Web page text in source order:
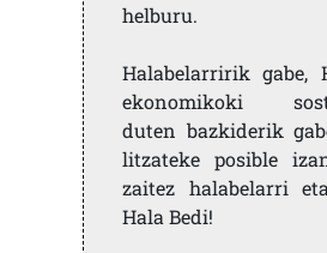
helburu.
Halabelarririk gabe,
ekonomikoki
duten bazkiderik
litzateke posible
zaitez halabelarri
Hala Bedi!